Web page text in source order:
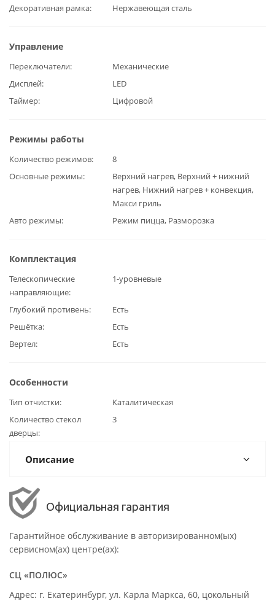
Декоративная рамка
Нержавеющая сталь
Управление
Переключатели
Механические
Дисплей
LED
Таймер
Цифровой
Режимы работы
Количество режимов
8
Основные режимы
Верхний нагрев, Верхний + нижний
нагрев, Нижний нагрев + конвекция,
Макси гриль
Авто режимы
Режим пицца, Разморозка
Комплектация
Телескопические
направляющие
1-уровневые
Глубокий противень
Есть
Решётка
Есть
Вертел
Есть
Особенности
Тип отчистки
Каталитическая
Количество стекол
дверцы
3
Описание
Официальная гарантия
Гарантийное обслуживание в авторизированном(ых)
сервисном(ах) центре(ах):
СЦ «ПОЛЮС»
Адрес: г. Екатеринбург, ул. Карла Маркса, 60, цокольный